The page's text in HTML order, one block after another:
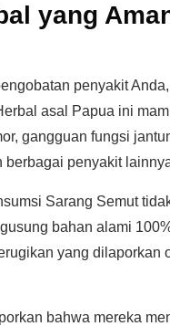
yang
penyakit
asal Papua ini
gangguan fungsi
berbagai penyakit
Sarang Semut
bahan alami
yang dilaporkan
bahwa mereka